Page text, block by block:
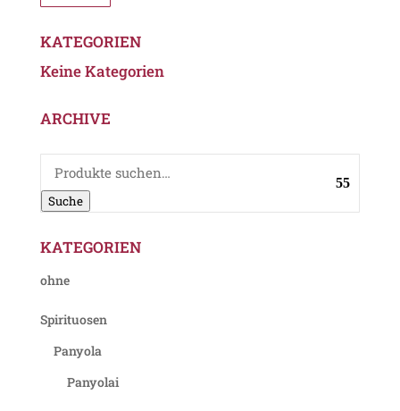
KATEGORIEN
Keine Kategorien
ARCHIVE
Suche
nach:
Suche
KATEGORIEN
ohne
Spirituosen
Panyola
Panyolai